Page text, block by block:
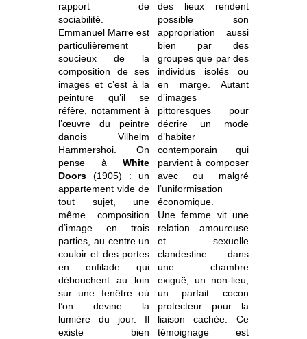
rapport de
sociabilité.
Emmanuel Marre est
particulièrement
soucieux de la
composition de ses
images et c’est à la
peinture qu’il se
réfère, notamment à
l’œuvre du peintre
danois Vilhelm
Hammershoi. On
pense àWhite
Doors (1905) : un
appartement vide de
tout sujet, une
même composition
d’image en trois
parties, au centre un
couloir et des portes
en enfilade qui
débouchent au loin
sur une fenêtre où
l’on devine la
lumière du jour. Il
existe bien
des lieux rendent
possible son
appropriation aussi
bien par des
groupes que par des
individus isolés ou
en marge. Autant
d’images
pittoresques pour
décrire un mode
d’habiter
contemporain qui
parvient à composer
avec ou malgré
l’uniformisation
économique.
Une femme vit une
relation amoureuse
et sexuelle
clandestine dans
une chambre
exiguë, un non-lieu,
un parfait cocon
protecteur pour la
liaison cachée. Ce
témoignage est